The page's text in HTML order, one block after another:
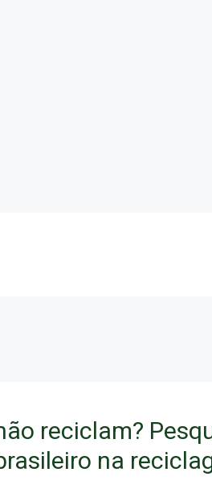
reciclam?
na